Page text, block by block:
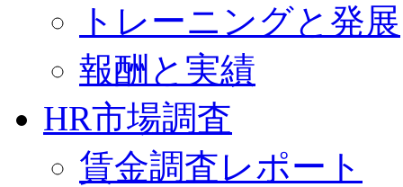
トレーニングと発展
報酬と実績
HR市場調査
賃金調査レポート